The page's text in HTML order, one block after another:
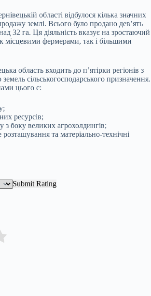
області відбулося кілька значних
землі. Всього було продано дев’ять
32 га. Ця діяльність вказує на зростаючий
місцевими фермерами, так і більшими
область входить до п’ятірки регіонів з
сільськогосподарського призначення.
цього є:
ресурсів;
з боку великих агрохолдингів;
розташування та матеріально-технічні
Submit Rating